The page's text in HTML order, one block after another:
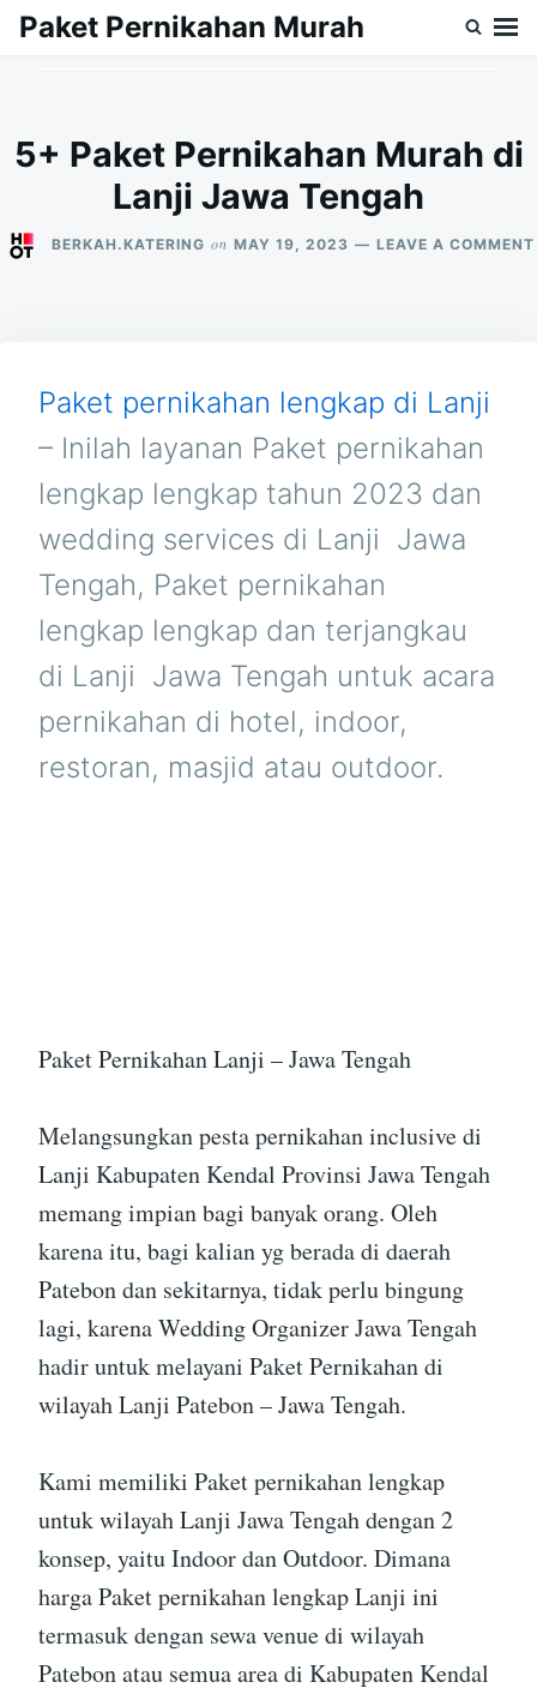
SkipSearch
Paket Pernikahan Murah
5+ Paket Pernikahan Murah di
Lanji Jawa Tengah
BERKAH.KATERING on MAY 19, 2023 LEAVE A COMMENT
Paket pernikahan lengkap di Lanji
– Inilah layanan Paket pernikahan
lengkap lengkap tahun 2023 dan
wedding services di Lanji  Jawa
Tengah, Paket pernikahan
lengkap lengkap dan terjangkau
di Lanji  Jawa Tengah untuk acara
pernikahan di hotel, indoor,
restoran, masjid atau outdoor.
Paket Pernikahan Lanji – Jawa Tengah
Melangsungkan pesta pernikahan inclusive di
Lanji Kabupaten Kendal Provinsi Jawa Tengah
memang impian bagi banyak orang. Oleh
karena itu, bagi kalian yg berada di daerah
Patebon dan sekitarnya, tidak perlu bingung
lagi, karena Wedding Organizer Jawa Tengah
hadir untuk melayani Paket Pernikahan di
wilayah Lanji Patebon – Jawa Tengah.
Kami memiliki Paket pernikahan lengkap
untuk wilayah Lanji Jawa Tengah dengan 2
konsep, yaitu Indoor dan Outdoor. Dimana
harga Paket pernikahan lengkap Lanji ini
termasuk dengan sewa venue di wilayah
Patebon atau semua area di Kabupaten Kendal